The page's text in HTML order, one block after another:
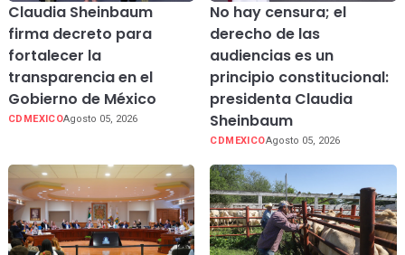
Claudia Sheinbaum
firma decreto para
fortalecer la
transparencia en el
Gobierno de México
CDMEXICOAgosto 05, 2026
No hay censura; el
derecho de las
audiencias es un
principio constitucional:
presidenta Claudia
Sheinbaum
CDMEXICOAgosto 05, 2026